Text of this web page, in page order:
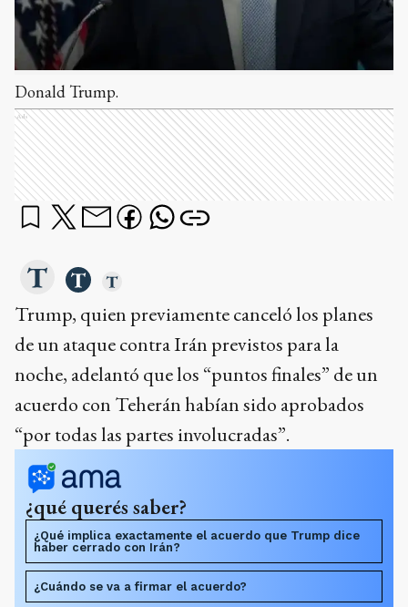
Donald Trump.
Ads
Trump, quien previamente canceló los planes
de un ataque contra Irán previstos para la
noche, adelantó que los “puntos finales” de un
acuerdo con Teherán habían sido aprobados
“por todas las partes involucradas”.
¿qué querés saber?
¿Qué implica exactamente el acuerdo que Trump dice
haber cerrado con Irán?
¿Cuándo se va a firmar el acuerdo?